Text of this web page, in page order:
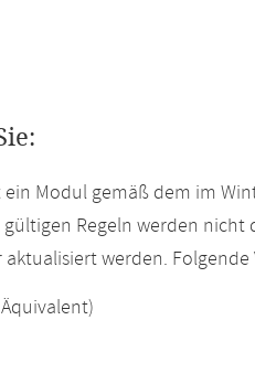
ein Modul gemäß dem im
Regeln werden
aktualisiert werden.